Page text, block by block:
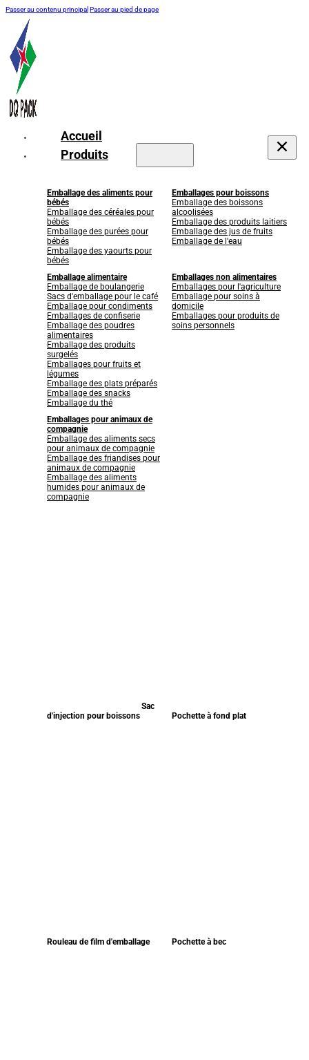
Passer au contenu principal Passer au pied de page
Accueil
Produits
Emballage des aliments pour
bébés
Emballage des céréales pour
bébés
Emballage des purées pour
bébés
Emballage des yaourts pour
bébés
Emballages pour boissons
Emballage des boissons
alcoolisées
Emballage des produits laitiers
Emballage des jus de fruits
Emballage de l'eau
Emballage alimentaire
Emballage de boulangerie
Sacs d'emballage pour le café
Emballage pour condiments
Emballages de confiserie
Emballage des poudres
alimentaires
Emballage des produits
surgelés
Emballages pour fruits et
légumes
Emballage des plats préparés
Emballage des snacks
Emballage du thé
Emballages non alimentaires
Emballages pour l'agriculture
Emballage pour soins à
domicile
Emballages pour produits de
soins personnels
Emballages pour animaux de
compagnie
Emballage des aliments secs
pour animaux de compagnie
Emballage des friandises pour
animaux de compagnie
Emballage des aliments
humides pour animaux de
compagnie
Sac
d'injection pour boissons
Pochette à fond plat
Rouleau de film d'emballage Pochette à bec